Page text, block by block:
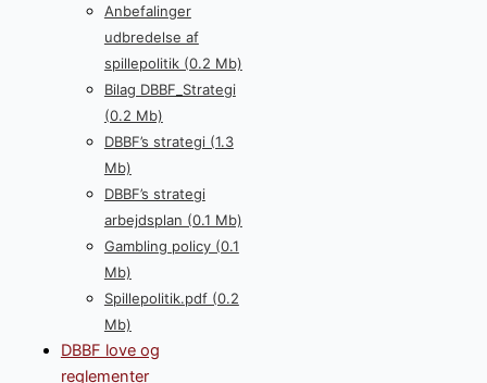
Anbefalinger
udbredelse af
spillepolitik (0.2 Mb)
Bilag DBBF_Strategi
(0.2 Mb)
DBBF’s strategi (1.3
Mb)
DBBF’s strategi
arbejdsplan (0.1 Mb)
Gambling policy (0.1
Mb)
Spillepolitik.pdf (0.2
Mb)
DBBF love og
reglementer